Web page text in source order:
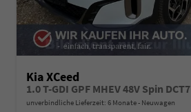
Kia XCeed
1.0 T-GDI GPF MHEV 48V Spin DCT7
unverbindliche Lieferzeit: 6 Monate Neuwagen